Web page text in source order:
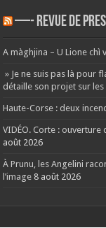
—- REVUE DE
A màghjina – U Lione chì
» Je ne suis pas là pour
détaille son projet sur
Haute-Corse : deux
VIDÉO. Corte :
août 2026
À Prunu, les Angelini
l’image 8 août 2026